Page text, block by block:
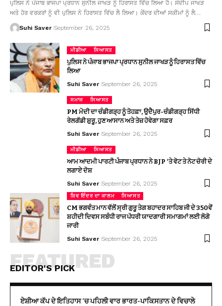
ਪੁਲਿਸ ਨੇ ਪੰਜਾਬ ਭਾਜਪਾ ਪ੍ਰਧਾਨ ਸੁਨੀਲ ਜਾਖੜ ਨੂੰ ਹਿਰਾਸਤ ਵਿੱਚ ਲਿਆ ਹੈ। ਸੰਦੀਪ ਜਾਖੜ
ਅਤੇ ਹੋਰ ਵਰਕਰਾਂ ਨੂੰ ਵੀ ਪੁਲਿਸ ਨੇ ਹਿਰਾਸਤ ਵਿੱਚ ਲੈ ਲਿਆ। ਕੇਂਦਰ ਦੀਆਂ ਸਕੀਮਾਂ ਨੂੰ ਲੈ…
Suhi Saver September 26, 2025
ਮੀਡੀਆ ਸਿਆਸਤ
ਪੁਲਿਸ ਨੇ ਪੰਜਾਬ ਭਾਜਪਾ ਪ੍ਰਧਾਨ ਸੁਨੀਲ ਜਾਖੜ ਨੂੰ ਹਿਰਾਸਤ ਵਿੱਚ
ਲਿਆ
Suhi Saver September 26, 2025
ਸਮਾਜ ਸਿਆਸਤ
PM ਮੋਦੀ ਦਾ ਚੰਡੀਗੜ੍ਹ ਨੂੰ ਤੋਹਫ਼ਾ, ਉਦੈਪੁਰ-ਚੰਡੀਗੜ੍ਹ ਸਿੱਧੀ
ਰੇਲਗੱਡੀ ਸ਼ੁਰੂ, ਹੁਣ ਆਸਾਨ ਅਤੇ ਤੇਜ਼ ਹੋਵੇਗਾ ਸਫ਼ਰ
Suhi Saver September 26, 2025
ਮੀਡੀਆ ਸਿਆਸਤ
ਆਮ ਆਦਮੀ ਪਾਰਟੀ ਪੰਜਾਬ ਪ੍ਰਧਾਨ ਨੇ BJP ‘ਤੇ ਵੋਟ ਤੇ ਨੋਟ ਚੋਰੀ ਦੇ
ਲਗਾਏ ਦੋਸ਼
Suhi Saver September 26, 2025
ਸ਼ਿਵ ਇੰਦਰ ਦਾ ਕਾਲਮ ਸਿਆਸਤ
CM ਭਗਵੰਤ ਮਾਨ ਵੱਲੋਂ ਸ੍ਰੀ ਗੁਰੂ ਤੇਗ ਬਹਾਦਰ ਸਾਹਿਬ ਜੀ ਦੇ 350ਵੇਂ
ਸ਼ਹੀਦੀ ਦਿਵਸ ਸਬੰਧੀ ਰਾਜ ਪੱਧਰੀ ਯਾਦਗਾਰੀ ਸਮਾਗਮਾਂ ਲਈ ਲੋਗੋ
ਜਾਰੀ
Suhi Saver September 26, 2025
EDITOR'S PICK
FEATURED
ਏਸ਼ੀਆ ਕੱਪ ਦੇ ਇਤਿਹਾਸ ‘ਚ ਪਹਿਲੀ ਵਾਰ ਭਾਰਤ-ਪਾਕਿਸਤਾਨ ਦੇ ਵਿਚਾਲੇ